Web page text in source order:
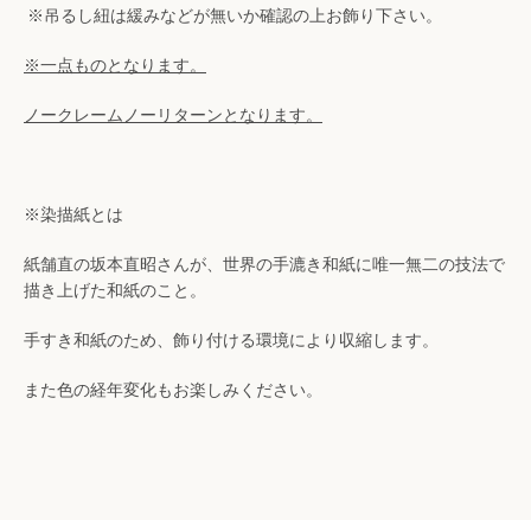
※吊るし紐は緩みなどが無いか確認の上お飾り下さい。
※一点ものとなります。
ノークレームノーリターンとなります。
※染描紙とは
紙舗直の坂本直昭さんが、世界の手漉き和紙に唯一無二の技法で
描き上げた和紙のこと。
手すき和紙のため、飾り付ける環境により収縮します。
また色の経年変化もお楽しみください。